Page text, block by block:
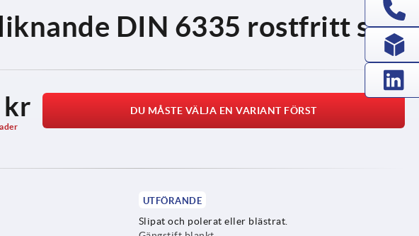
DIN 6335 rostfritt stål
kr DU MÅSTE VÄLJA EN VARIANT FÖRST
UTFÖRANDE
Slipat och polerat eller blästrat.